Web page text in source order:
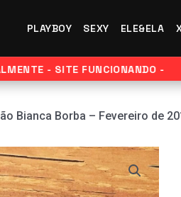
PLAYBOY SEXY ELE&ELA
- SITE FUNCIONANDO -
Bianca Borba – Fevereiro de